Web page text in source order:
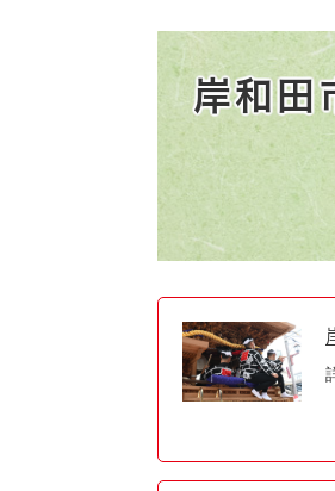
ごみ・衛生・動物
防災・防犯
自然・環境・公園
引っ越し
男女共同参画
道路・河川・交通
岸和田